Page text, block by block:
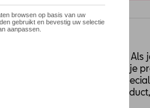
zijn er verschillende niveaus. Als
als nieuw wilt houden, heb je
professionele kit is
care product, leer care